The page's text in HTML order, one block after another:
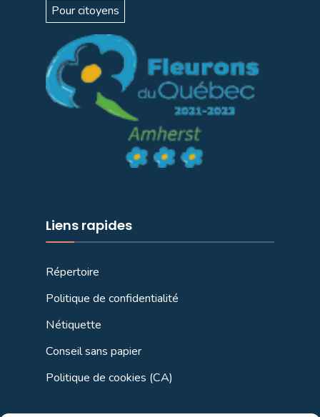
Pour citoyens
Liens rapides
Répertoire
Politique de confidentialité
Nétiquette
Conseil sans papier
Politique de cookies (CA)